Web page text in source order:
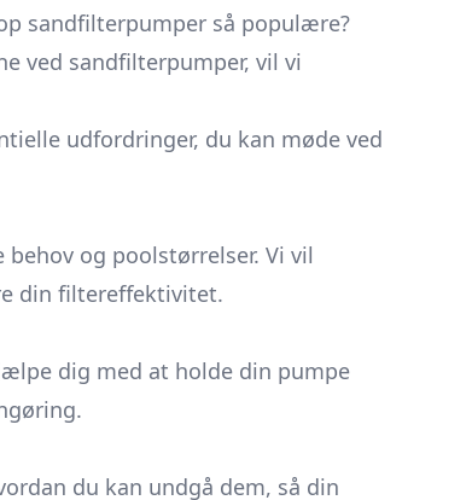
sandfilterpumper så populære?
ved sandfilterpumper, vil vi
udfordringer, du kan møde ved
og poolstørrelser. Vi vil
din filtereffektivitet.
dig med at holde din pumpe
du kan undgå dem, så din